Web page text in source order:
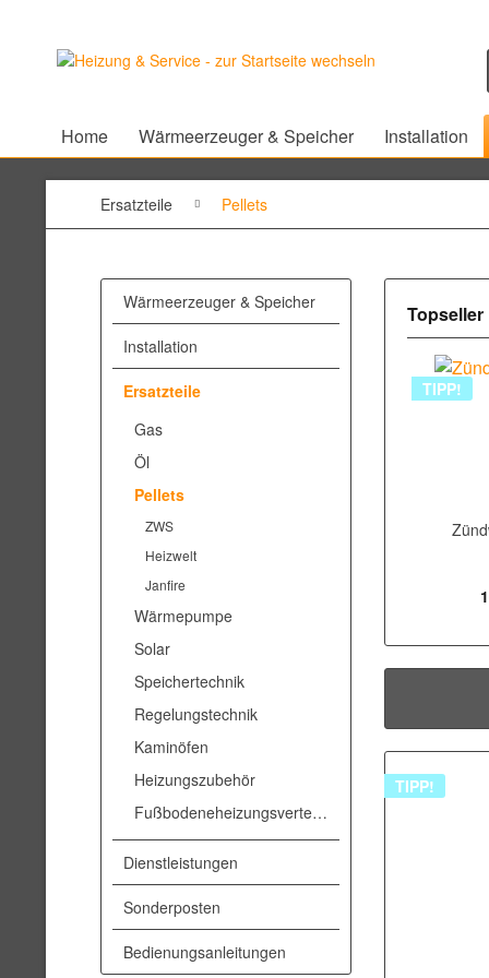
Home Wärmeerzeuger & Speicher Installation
Ersatzteile Pellets
Wärmeerzeuger & Speicher
Installation
Ersatzteile
Gas
Öl
Pellets
ZWS
Heizwelt
Janfire
Wärmepumpe
Solar
Speichertechnik
Regelungstechnik
Kaminöfen
Heizungszubehör
Fußbodeneheizungsverteiler
Dienstleistungen
Sonderposten
Bedienungsanleitungen
Topseller
TIPP!
TIPP!